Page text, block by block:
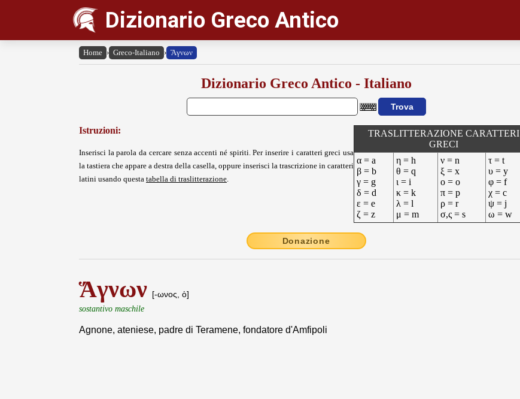
Dizionario Greco Antico
Home › Greco-Italiano › Ἅγνων
Dizionario Greco Antico - Italiano
Istruzioni:
Inserisci la parola da cercare senza accenti né spiriti. Per inserire i caratteri greci usa
la tastiera che appare a destra della casella, oppure inserisci la trascrizione in caratteri
latini usando questa tabella di traslitterazione.
TRASLITTERAZIONE CARATTERI
GRECI
α = a
β = b
γ = g
δ = d
ε = e
ζ = z
η = h
θ = q
ι = i
κ = k
λ = l
μ = m
ν = n
ξ = x
ο = o
π = p
ρ = r
σ,ς = s
τ = t
υ = y
φ = f
χ = c
ψ = j
ω = w
Donazione
Ἅγνων [-ωνος, ὁ]
sostantivo maschile
Agnone, ateniese, padre di Teramene, fondatore d'Amfipoli